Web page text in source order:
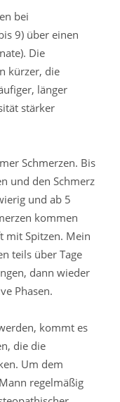
bei
9) über einen
Die
kürzer, die
länger
stärker
Schmerzen. Bis
und den Schmerz
und ab 5
kommen
mit Spitzen. Mein
teils über Tage
dann wieder
Phasen.
kommt es
die die
Um dem
regelmäßig